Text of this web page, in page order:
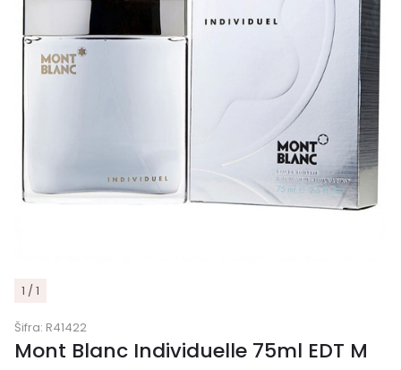
1 / 1
Šifra: R41422
Mont Blanc Individuelle 75ml EDT M